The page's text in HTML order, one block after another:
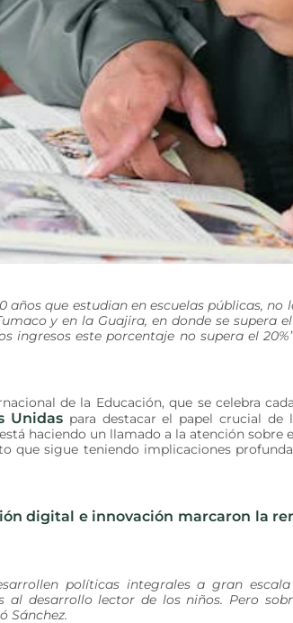
años que estudian en escuelas públicas,
y en la Guajira, en donde se supera
ingresos este porcentaje no supera el
de la Educación, que se celebra
Unidas para destacar el papel crucial
haciendo un llamado a la atención sobre
que sigue teniendo implicaciones
digital e innovación marcaron la
políticas integrales a gran
al desarrollo lector de los niños. Pero
Sánchez.